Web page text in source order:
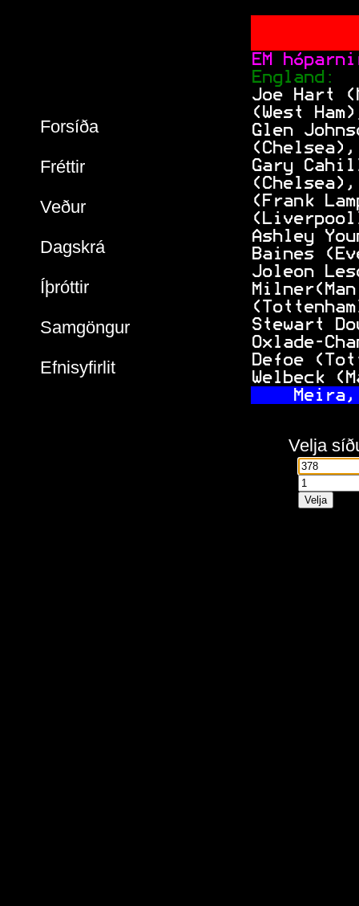
Forsíða
Fréttir
Veður
Dagskrá
Íþróttir
Samgöngur
Efnisyfirlit
Joe Hart
(West
Glen
Gary
(Frank
Ashley
Baines
Joleon
Stewart
Oxlade-
Defoe
Velja